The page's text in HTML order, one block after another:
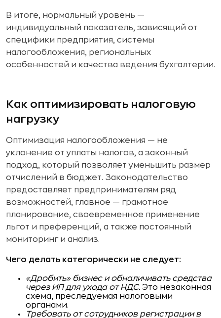
В итоге, нормальный уровень —
индивидуальный показатель, зависящий от
специфики предприятия, системы
налогообложения, региональных
особенностей и качества ведения бухгалтерии.
Как оптимизировать налоговую
нагрузку
Оптимизация налогообложения — не
уклонение от уплаты налогов, а законный
подход, который позволяет уменьшить размер
отчислений в бюджет. Законодательство
предоставляет предпринимателям ряд
возможностей, главное — грамотное
планирование, своевременное применение
льгот и преференций, а также постоянный
мониторинг и анализ.
Чего делать категорически не следует:
«Дробить» бизнес и обналичивать средства
через ИП для ухода от НДС. Это незаконная
схема, преследуемая налоговыми
органами.
Требовать от сотрудников регистрации в